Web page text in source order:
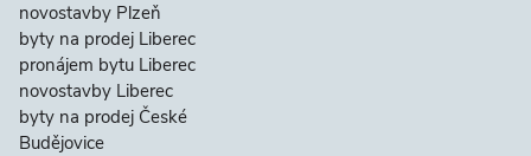
novostavby Plzeň
byty na prodej Liberec
pronájem bytu Liberec
novostavby Liberec
byty na prodej České
Budějovice